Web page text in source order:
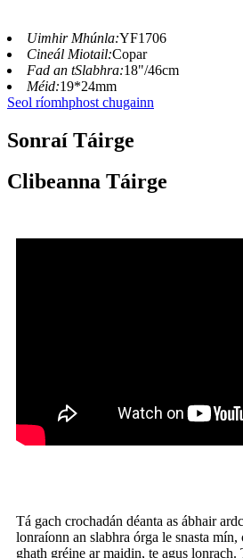
Uimhir Mhúnla:YF1706
Cineál Miotail:Copar
Fad an tSlabhra:18"/46cm
Méid:19*24mm
Seol ríomhphost chugainn
Sonraí Táirge
Clibeanna Táirge
Tá gach crochadán déanta as ábhair
lonraíonn an slabhra órga le snasta mín,
ghath gréine ar maidin, te agus